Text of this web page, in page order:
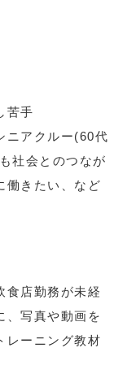
苦手
ニアクルー(60代
社会とのつなが
働きたい、など
食店勤務が未経
、写真や動画を
レーニング教材